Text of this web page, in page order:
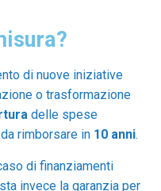
di nuove iniziative
o trasformazione
delle spese
da rimborsare in 10 anni.
di finanziamenti
invece la garanzia per